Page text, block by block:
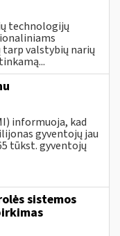
technologijų
tarp valstybių narių
informuoja, kad
gyventojų jau
tūkst. gyventojų
sistemos